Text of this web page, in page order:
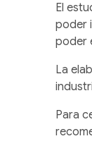
El
poder
poder
La
Para